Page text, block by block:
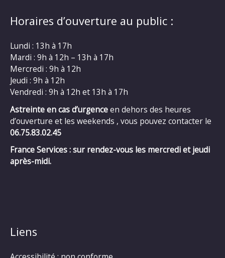
Horaires d’ouverture au public :
Lundi : 13h à 17h
Mardi : 9h à 12h – 13h à 17h
Mercredi : 9h à 12h
Jeudi : 9h à 12h
Vendredi : 9h à 12h et 13h à 17h
Astreinte en cas d’urgenceen dehors des heures
d’ouverture et les weekends , vous pouvez contacter le
06.75.83.02.45
France Services : sur rendez-vous les mercredi et jeudi
après-midi.
Liens